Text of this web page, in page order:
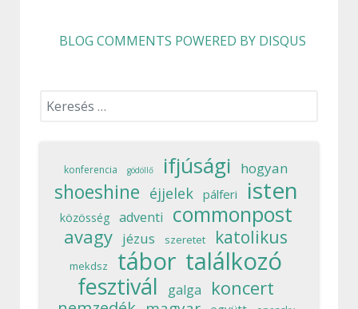
BLOG COMMENTS POWERED BY DISQUS
Keresés...
konferencia gödöllő ifjúsági hogyan
shoeshine éjjelek pálferi isten
közösség adventi commonpost
avagy jézus szeretet katolikus
mekdsz tábor találkozó
fesztivál galga koncert